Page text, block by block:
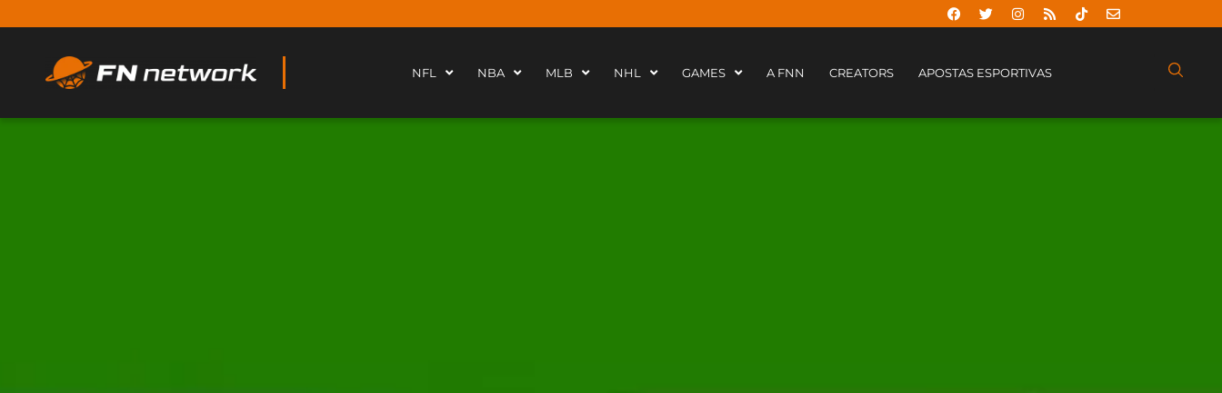
NFL NBA MLB NHL GAMES A FNN CREATORS APOSTAS ESPORTIVAS